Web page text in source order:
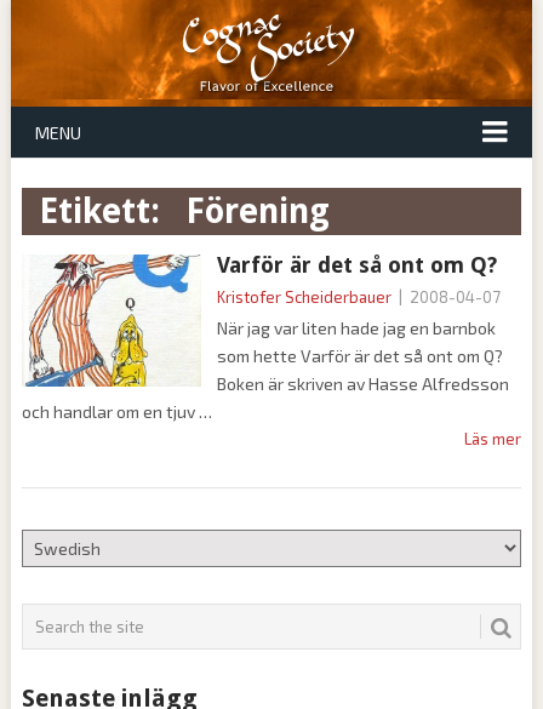
MENU
Etikett: förening
Varför är det så ont om Q?
Kristofer Scheiderbauer 2008-04-07
När jag var liten hade jag en barnbok
som hette Varför är det så ont om Q?
Boken är skriven av Hasse Alfredsson
och handlar om en tjuv
Läs mer
Senaste inlägg